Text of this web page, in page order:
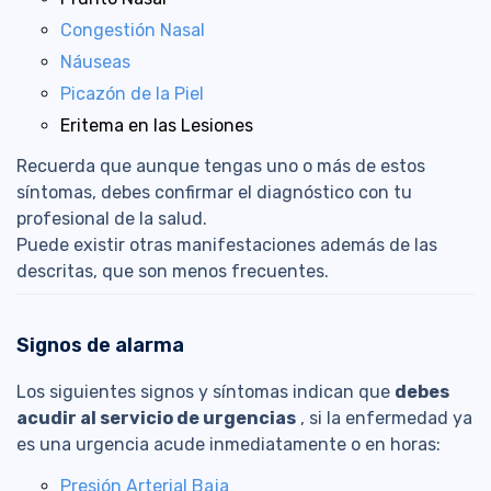
Congestión Nasal
Náuseas
Picazón de la Piel
Eritema en las Lesiones
Recuerda que aunque tengas uno o más de estos
síntomas, debes confirmar el diagnóstico con tu
profesional de la salud.
Puede existir otras manifestaciones además de las
descritas, que son menos frecuentes.
Signos de alarma
Los siguientes signos y síntomas indican que debes
acudir al servicio de urgencias , si la enfermedad ya
es una urgencia acude inmediatamente o en horas:
Presión Arterial Baja